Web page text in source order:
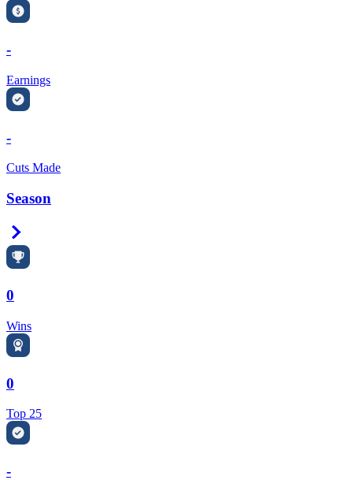
-
Earnings
-
Cuts Made
Season
0
Wins
0
Top 25
-